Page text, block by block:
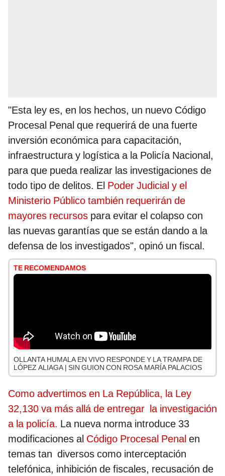
"Esta ley es, en los hechos, un nuevo Código
Procesal Penal que requerirá de una fuerte
inversión económica para capacitación,
infraestructura y logística a la Policía Nacional,
para que pueda realizar las investigaciones de
todo tipo de delitos. El Poder Judicial y el
Ministerio Público también requerirán de
mayores recursos para evitar el colapso con
las nuevas garantías que se están dando a la
defensa de los investigados", opinó un fiscal.
TE RECOMENDAMOS
OLLANTA HUMALA EN VIVO RESPONDE Y LA TRAMPA DE
LÓPEZ ALIAGA | SIN GUION CON ROSA MARÍA PALACIOS
Como advertimos en La República, la Ley
32,130 va más allá de entregar la investigación
a la policía. La nueva norma introduce 33
modificaciones al Código Procesal Penal en
temas tan diversos como interceptación
telefónica, inhibición de fiscales, recusación de